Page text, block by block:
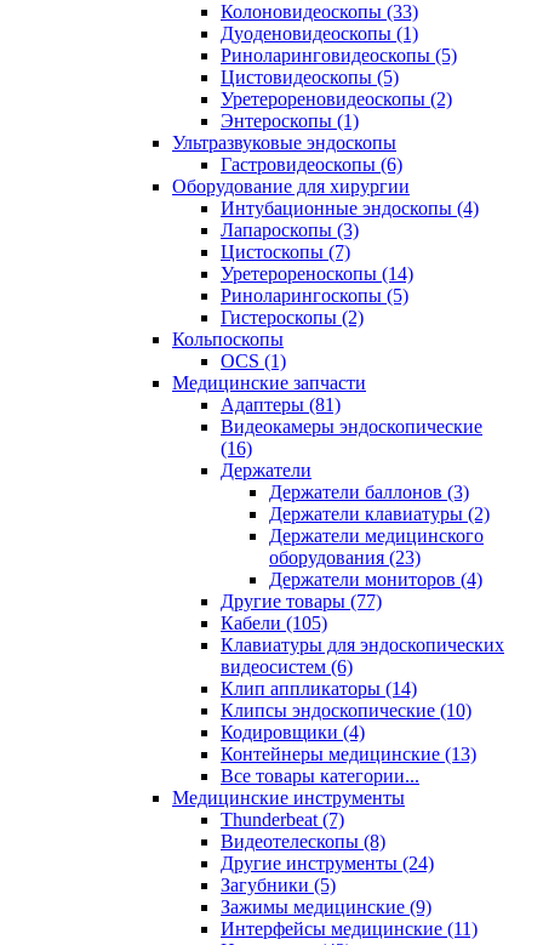
Колоновидеоскопы (33)
Дуоденовидеоскопы (1)
Риноларинговидеоскопы (5)
Цистовидеоскопы (5)
Уретерореновидеоскопы (2)
Энтероскопы (1)
Ультразвуковые эндоскопы
Гастровидеоскопы (6)
Оборудование для хирургии
Интубационные эндоскопы (4)
Лапароскопы (3)
Цистоскопы (7)
Уретерореноскопы (14)
Риноларингоскопы (5)
Гистероскопы (2)
Кольпоскопы
OCS (1)
Медицинские запчасти
Адаптеры (81)
Видеокамеры эндоскопические
(16)
Держатели
Держатели баллонов (3)
Держатели клавиатуры (2)
Держатели медицинского
оборудования (23)
Держатели мониторов (4)
Другие товары (77)
Кабели (105)
Клавиатуры для эндоскопических
видеосистем (6)
Клип аппликаторы (14)
Клипсы эндоскопические (10)
Кодировщики (4)
Контейнеры медицинские (13)
Все товары категории...
Медицинские инструменты
Thunderbeat (7)
Видеотелескопы (8)
Другие инструменты (24)
Загубники (5)
Зажимы медицинские (9)
Интерфейсы медицинские (11)